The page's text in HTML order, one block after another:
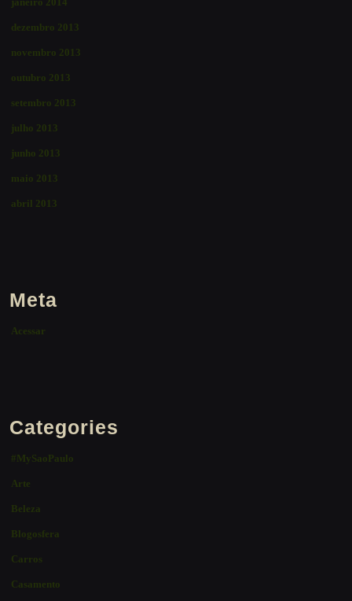
dezembro 2013
novembro 2013
outubro 2013
setembro 2013
julho 2013
junho 2013
maio 2013
abril 2013
Meta
Acessar
Categories
#MySaoPaulo
Arte
Beleza
Blogosfera
Carros
Casamento